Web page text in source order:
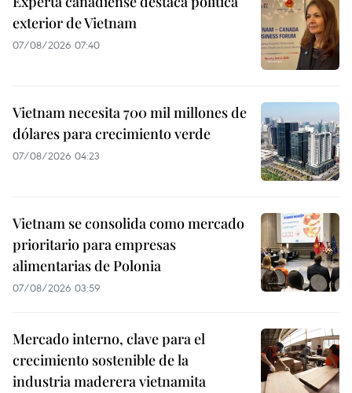
exterior de Vietnam
07/08/2026 07:40
Vietnam necesita 700 mil millones de
dólares para crecimiento verde
07/08/2026 04:23
Vietnam se consolida como mercado
prioritario para empresas
alimentarias de Polonia
07/08/2026 03:59
Mercado interno, clave para el
crecimiento sostenible de la
industria maderera vietnamita